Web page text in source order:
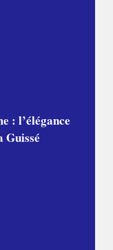
: l’élégance